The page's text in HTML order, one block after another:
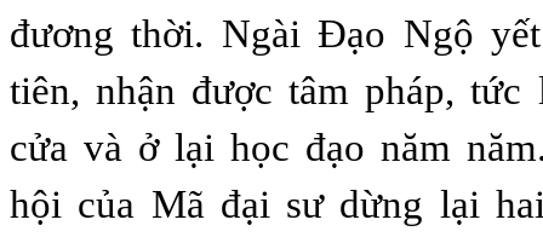
đương thời. Ngài Đạo Ngộ
tiên, nhận được tâm pháp, tức
cửa và ở lại học đạo năm
hội của Mã đại sư dừng lại